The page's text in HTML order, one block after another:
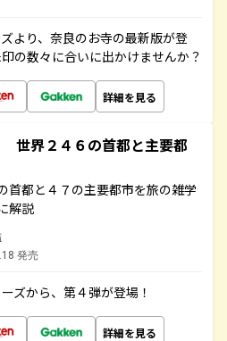
より、奈良のお寺の最新版が登
の数々に合いに出かけませんか？
詳細を見る
世界２４６の首都と主要都
首都と４７の主要都市を旅の雑学
解説
発売
ズから、第４弾が登場！
詳細を見る